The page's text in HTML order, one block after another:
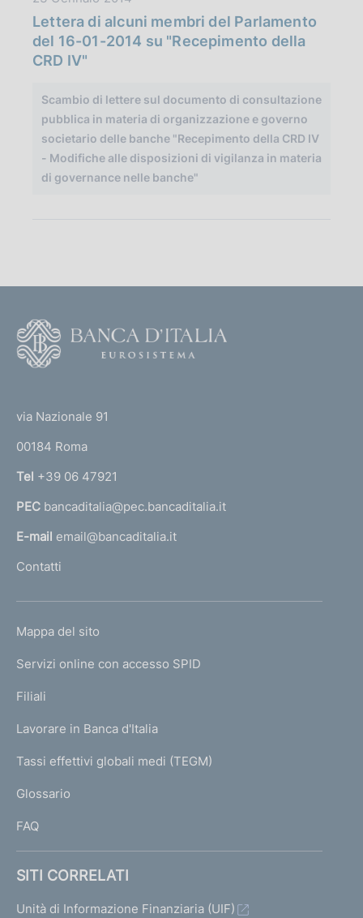
o
n
e
a
t
a
n
:
:
Lettera di alcuni membri del Parlamento
del 16-01-2014 su "Recepimento della
CRD IV"
Scambio di lettere sul documento di consultazione
pubblica in materia di organizzazione e governo
societario delle banche "Recepimento della CRD IV
- Modifiche alle disposizioni di vigilanza in materia
di governance nelle banche"
r
n
a
l
m
e
a
g
via Nazionale 91
00184 Roma
Tel +39 06 47921
PEC bancaditalia@pec.bancaditalia.it
E-mail email@bancaditalia.it
Contatti
L
N
K
T
I
I
Mappa del sito
Servizi online con accesso SPID
Filiali
Lavorare in Banca d'Italia
Tassi effettivi globali medi (TEGM)
Glossario
FAQ
SITI CORRELATI
Unità di Informazione Finanziaria (UIF)